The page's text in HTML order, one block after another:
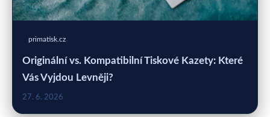
primatisk.cz
Originální vs. Kompatibilní Tiskové Kazety: Které
Vás Vyjdou Levněji?
27. 6. 2026